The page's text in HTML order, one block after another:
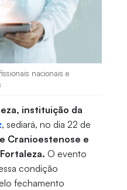
nacionais e
instituição da
, sediará, no dia 22 de
Cranioestenose e
O evento
condição
fechamento